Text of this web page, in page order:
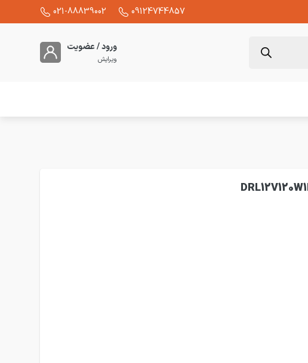
09124744857
021-88839002
ورود / عضویت
ویرایش